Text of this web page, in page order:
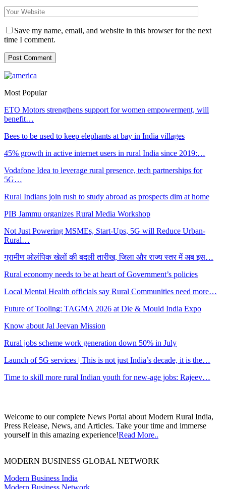
Save my name, email, and website in this browser for the next
time I comment.
Most Popular
ETO Motors strengthens support for women empowerment, will
benefit…
Bees to be used to keep elephants at bay in India villages
45% growth in active internet users in rural India since 2019:…
Vodafone Idea to leverage rural presence, tech partnerships for
5G…
Rural Indians join rush to study abroad as prospects dim at home
PIB Jammu organizes Rural Media Workshop
Not Just Powering MSMEs, Start-Ups, 5G will Reduce Urban-
Rural…
ग्रामीण ओलंपिक खेलों की बदली तारीख, जिला और राज्य स्तर में अब इस…
Rural economy needs to be at heart of Government’s policies
Local Mental Health officials say Rural Communities need more…
Future of Tooling: TAGMA 2026 at Die & Mould India Expo
Know about Jal Jeevan Mission
Rural jobs scheme work generation down 50% in July
Launch of 5G services | This is not just India’s decade, it is the…
Time to skill more rural Indian youth for new-age jobs: Rajeev…
Welcome to our complete News Portal about Modern Rural India,
Press Release, News, and Articles. Take your time and immerse
yourself in this amazing experience!Read More..
MODERN BUSINESS GLOBAL NETWORK
Modern Business India